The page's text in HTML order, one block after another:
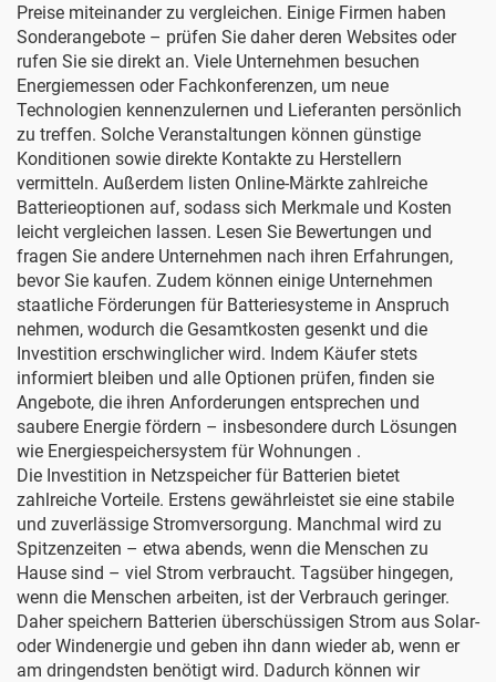
Preise miteinander zu vergleichen. Einige Firmen haben
Sonderangebote – prüfen Sie daher deren Websites oder
rufen Sie sie direkt an. Viele Unternehmen besuchen
Energiemessen oder Fachkonferenzen, um neue
Technologien kennenzulernen und Lieferanten persönlich
zu treffen. Solche Veranstaltungen können günstige
Konditionen sowie direkte Kontakte zu Herstellern
vermitteln. Außerdem listen Online-Märkte zahlreiche
Batterieoptionen auf, sodass sich Merkmale und Kosten
leicht vergleichen lassen. Lesen Sie Bewertungen und
fragen Sie andere Unternehmen nach ihren Erfahrungen,
bevor Sie kaufen. Zudem können einige Unternehmen
staatliche Förderungen für Batteriesysteme in Anspruch
nehmen, wodurch die Gesamtkosten gesenkt und die
Investition erschwinglicher wird. Indem Käufer stets
informiert bleiben und alle Optionen prüfen, finden sie
Angebote, die ihren Anforderungen entsprechen und
saubere Energie fördern – insbesondere durch Lösungen
wie Energiespeichersystem für Wohnungen .
Die Investition in Netzspeicher für Batterien bietet
zahlreiche Vorteile. Erstens gewährleistet sie eine stabile
und zuverlässige Stromversorgung. Manchmal wird zu
Spitzenzeiten – etwa abends, wenn die Menschen zu
Hause sind – viel Strom verbraucht. Tagsüber hingegen,
wenn die Menschen arbeiten, ist der Verbrauch geringer.
Daher speichern Batterien überschüssigen Strom aus Solar-
oder Windenergie und geben ihn dann wieder ab, wenn er
am dringendsten benötigt wird. Dadurch können wir